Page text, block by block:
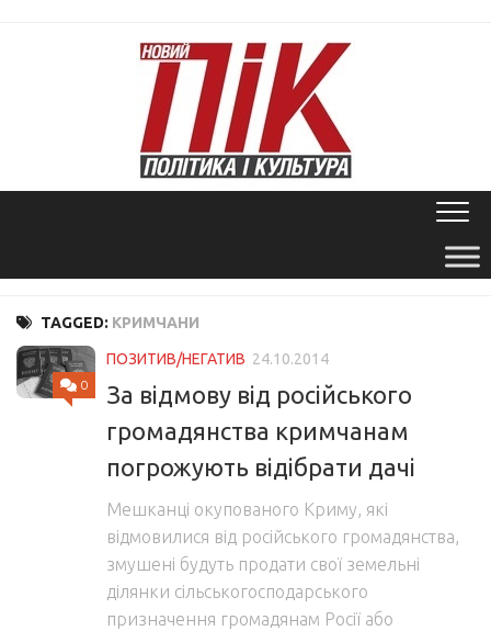
TAGGED: КРИМЧАНИ
0
ПОЗИТИВ/НЕГАТИВ 24.10.2014
За відмову від російського
громадянства кримчанам
погрожують відібрати дачі
Мешканці окупованого Криму, які
відмовилися від російського громадянства,
змушені будуть продати свої земельні
ділянки сільськогосподарського
призначення громадянам Росії або